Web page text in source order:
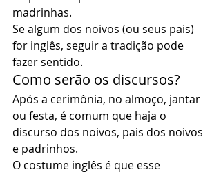
madrinhas.
Se algum dos noivos (ou seus pais)
for inglês, seguir a tradição pode
fazer sentido.
Como serão os discursos?
Após a cerimônia, no almoço, jantar
ou festa, é comum que haja o
discurso dos noivos, pais dos noivos
e padrinhos.
O costume inglês é que esse